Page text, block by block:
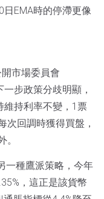
EMA時的停滯更像
市場委員會
一步政策分歧明顯，
維持利率不變，1票
次回調時獲得買盤，
一種鷹派策略，今年
，這正是該貨幣